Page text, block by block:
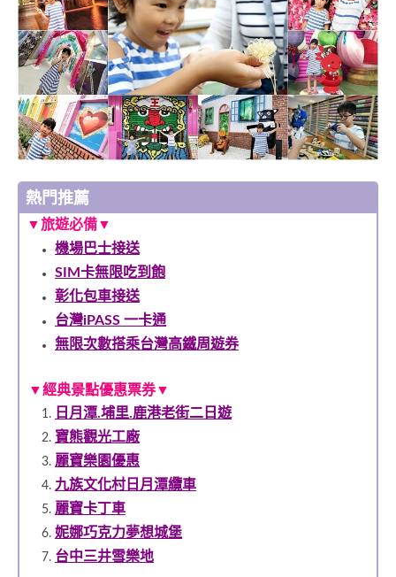
熱門推薦
▼旅遊必備▼
機場巴士接送
SIM卡無限吃到飽
彰化包車接送
台灣iPASS 一卡通
無限次數搭乘台灣高鐵周遊券
▼經典景點優惠票券▼
日月潭.埔里.鹿港老街二日遊
寶熊觀光工廠
麗寶樂園優惠
九族文化村日月潭纜車
麗寶卡丁車
妮娜巧克力夢想城堡
台中三井雪樂地